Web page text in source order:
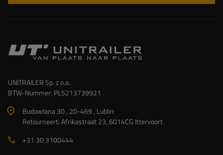
UNITRAILER Sp. z o.o.
BTW-Nummer: PL5213739921
Budowlana 30 , 20-469 , Lublin
Retourneert: Afrikastraat 23, 6014CG Ittervoort
+31 30 3100444